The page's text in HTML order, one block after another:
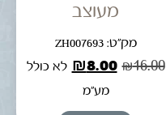
מעוצב
מק"ט: ZH007693
₪16.00
₪8.00
לא כולל
מע"מ